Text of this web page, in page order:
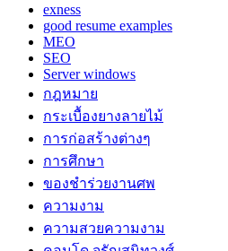
exness
good resume examples
MEO
SEO
Server windows
กฎหมาย
กระเบื้องยางลายไม้
การก่อสร้างต่างๆ
การศึกษา
ของชำร่วยงานศพ
ความงาม
ความสวยความงาม